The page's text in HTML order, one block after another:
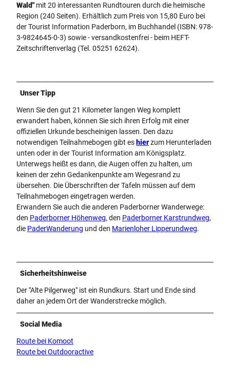
Wald"mit 20 interessanten Rundtouren durch die heimische
Region (240 Seiten). Erhältlich zum Preis von 15,80 Euro bei
der Tourist Information Paderborn, im Buchhandel (ISBN: 978-
3-9824645-0-3) sowie - versandkostenfrei - beim HEFT-
Zeitschriftenverlag (Tel. 05251 62624).
Unser Tipp
Wenn Sie den gut 21 Kilometer langen Weg komplett
erwandert haben, können Sie sich ihren Erfolg mit einer
offiziellen Urkunde bescheinigen lassen. Den dazu
notwendigen Teilnahmebogen gibt es hierzum Herunterladen
unten oder in der Tourist Information am Königsplatz.
Unterwegs heißt es dann, die Augen offen zu halten, um
keinen der zehn Gedankenpunkte am Wegesrand zu
übersehen. Die Überschriften der Tafeln müssen auf dem
Teilnahmebogen eingetragen werden.
Erwandern Sie auch die anderen Paderborner Wanderwege:
den Paderborner Höhenweg, den Paderborner Karstrundweg,
die PaderWanderung und den Marienloher Lipperundweg.
Sicherheitshinweise
Der "Alte Pilgerweg" ist ein Rundkurs. Start und Ende sind
daher an jedem Ort der Wanderstrecke möglich.
Social Media
Route bei Komoot
Route bei Outdooractive